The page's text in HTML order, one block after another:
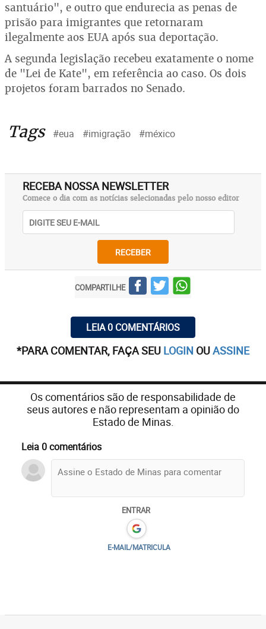
santuário", e outro que endurecia as penas de
prisão para imigrantes que retornaram
ilegalmente aos EUA após sua deportação.
A segunda legislação recebeu exatamente o nome
de "Lei de Kate", em referência ao caso. Os dois
projetos foram barrados no Senado.
Tags #eua #imigração #méxico
RECEBA NOSSA NEWSLETTER
Comece o dia com as notícias selecionadas pelo nosso editor
RECEBER
COMPARTILHE
LEIA 0 COMENTÁRIOS
*PARA COMENTAR, FAÇA SEU LOGIN OUASSINE
Os comentários são de responsabilidade de
seus autores e não representam a opinião do
Estado de Minas.
Leia 0 comentários
ENTRAR
E-MAIL/MATRICULA